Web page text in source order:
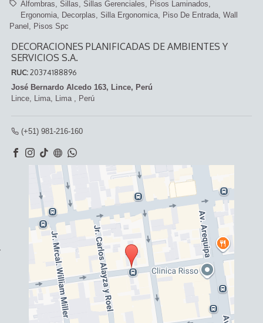
Alfombras
Sillas Sillas Gerenciales
Pisos Laminados
Ergonomia
Decorplas Silla Ergonomica Piso De Entrada Wall
Panel
Pisos Spc
DECORACIONES PLANIFICADAS DE AMBIENTES Y
SERVICIOS S.A.
RUC:20374188896
José Bernardo Alcedo 163, Lince, Perú
Lince, Lima, Lima , Perú
(+51) 981-216-160